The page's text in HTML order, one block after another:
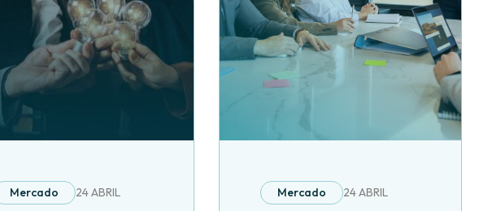
Mercado 24 ABRIL Mercado 24 ABRIL